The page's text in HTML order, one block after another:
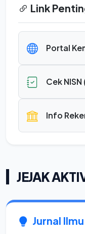
Link
Portal
Cek
Info
JEJAK
Jurnal